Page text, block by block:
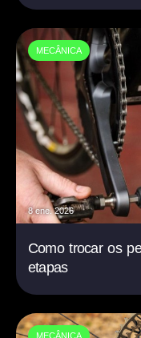
MECÂNICA
8 ene. 2026
Como trocar os
etapas
MECÂNICA